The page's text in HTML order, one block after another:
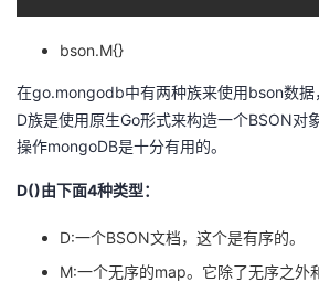
bson.M{}
在go.mongodb中有两种族来使用bson数据
D族是使用原生Go形式来构造一个BSON对
操作mongoDB是十分有用的。
D()由下面4种类型：
D:一个BSON文档，这个是有序的。
M:一个无序的map。它除了无序之外